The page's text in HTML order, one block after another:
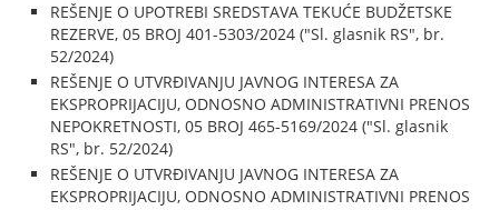
REŠENJE O UPOTREBI SREDSTAVA TEKUĆE BUDŽETSKE
REZERVE, 05 BROJ 401-5303/2024 ("Sl. glasnik RS", br.
52/2024)
REŠENJE O UTVRĐIVANJU JAVNOG INTERESA ZA
EKSPROPRIJACIJU, ODNOSNO ADMINISTRATIVNI PRENOS
NEPOKRETNOSTI, 05 BROJ 465-5169/2024 ("Sl. glasnik
RS", br. 52/2024)
REŠENJE O UTVRĐIVANJU JAVNOG INTERESA ZA
EKSPROPRIJACIJU, ODNOSNO ADMINISTRATIVNI PRENOS